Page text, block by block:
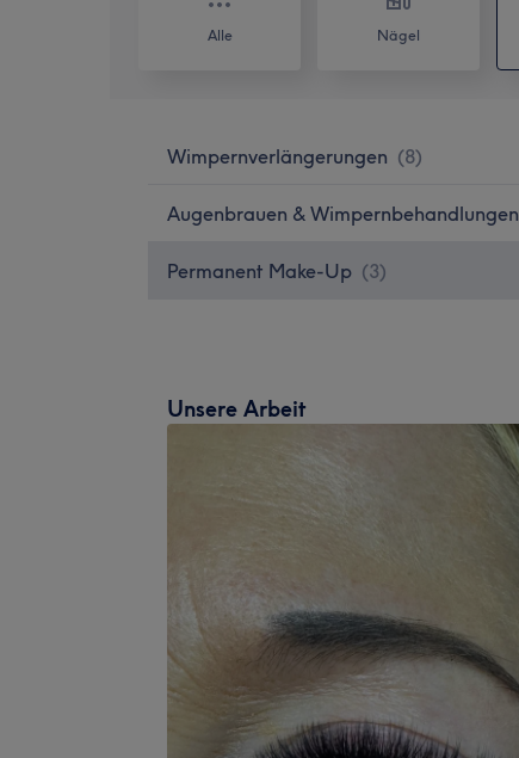
Alle Nägel
Wimpernverlängerungen (8)
Augenbrauen & Wimpernbehandlungen
Permanent Make-Up (3)
Unsere Arbeit